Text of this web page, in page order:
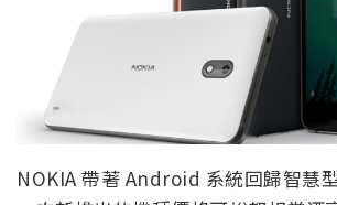
NOKIA 帶著 Android 系統回歸智慧